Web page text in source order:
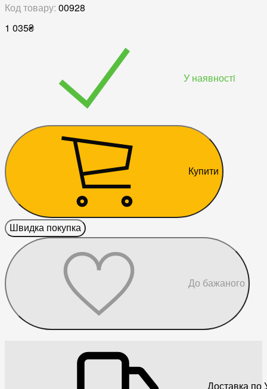
Код товару: 00928
1 035₴
У наявностi
Купити
Швидка покупка
До бажаного
Доставка по